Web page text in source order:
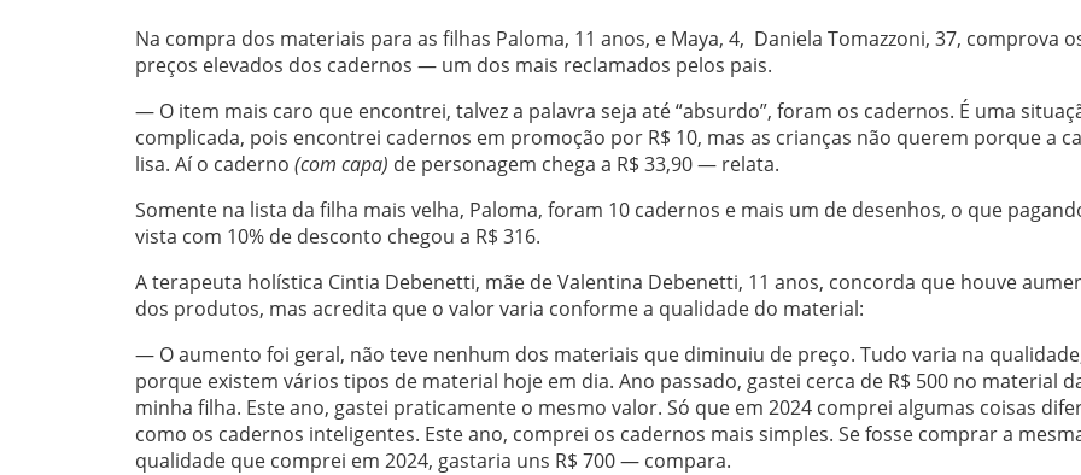
Na compra dos materiais para as filhas Paloma, 11 anos, e Maya, 4, Daniela Tomazzoni, 37, comprova
preços elevados dos cadernos — um dos mais reclamados pelos pais.
— O item mais caro que encontrei, talvez a palavra seja até “absurdo”, foram os cadernos. É uma
complicada, pois encontrei cadernos em promoção por R$ 10, mas as crianças não querem porque a
lisa. Aí o caderno (com capa) de personagem chega a R$ 33,90 — relata.
Somente na lista da filha mais velha, Paloma, foram 10 cadernos e mais um de desenhos, o que
vista com 10% de desconto chegou a R$ 316.
A terapeuta holística Cintia Debenetti, mãe de Valentina Debenetti, 11 anos, concorda que houve
dos produtos, mas acredita que o valor varia conforme a qualidade do material:
— O aumento foi geral, não teve nenhum dos materiais que diminuiu de preço. Tudo varia na
porque existem vários tipos de material hoje em dia. Ano passado, gastei cerca de R$ 500 no material
minha filha. Este ano, gastei praticamente o mesmo valor. Só que em 2024 comprei algumas coisas
como os cadernos inteligentes. Este ano, comprei os cadernos mais simples. Se fosse comprar a
qualidade que comprei em 2024, gastaria uns R$ 700 — compara.